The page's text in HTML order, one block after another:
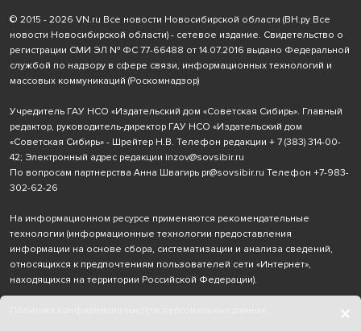
© 2015 - 2026 VN.ru Все новости Новосибирской области (ВН.ру Все
новости Новосибирской области) - сетевое издание. Свидетельство о
регистрации СМИ ЭЛ № ФС 77-66488 от 14.07.2016 выдано Федеральной
службой по надзору в сфере связи, информационных технологий и
массовых коммуникаций (Роскомнадзор)
Учредитель ГАУ НСО «Издательский дом «Советская Сибирь». Главный
редактор, руководитель-директор ГАУ НСО «Издательский дом
«Советская Сибирь» - Шрейтер Н.В. Телефон редакции + 7 (383) 314-00-
42; Электронный адрес редакции inzov@sovsibir.ru
По вопросам партнерства Анна Швагирь pr@sovsibir.ru Телефон +7-983-
302-62-26
На информационном ресурсе применяются рекомендательные
технологии (информационные технологии предоставления
информации на основе сбора, систематизации и анализа сведений,
относящихся к предпочтениям пользователей сети «Интернет»,
находящихся на территории Российской Федерации).